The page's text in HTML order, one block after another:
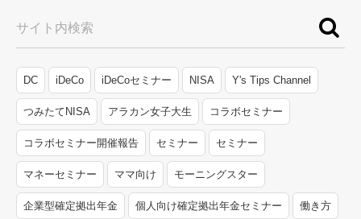
サイト内検索
DC iDeCo iDeCoセミナー NISA Y's Tips Channel
つみたてNISA アラカン女子大生 コラボセミナー
コラボセミナー開催報告 セミナー セミナー
マネーセミナー ママ向け モーニングスター
企業型確定拠出年金 個人向け確定拠出年金セミナー 働き方